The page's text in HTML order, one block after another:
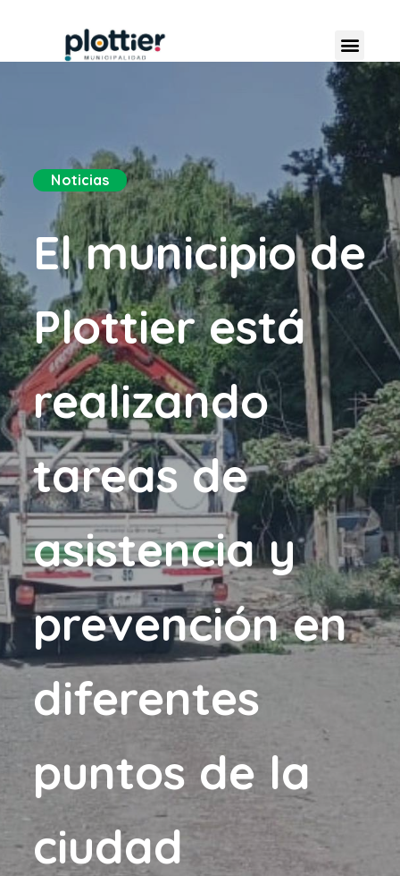
Noticias
El municipio de
Plottier está
realizando
tareas de
asistencia y
prevención en
diferentes
puntos de la
ciudad